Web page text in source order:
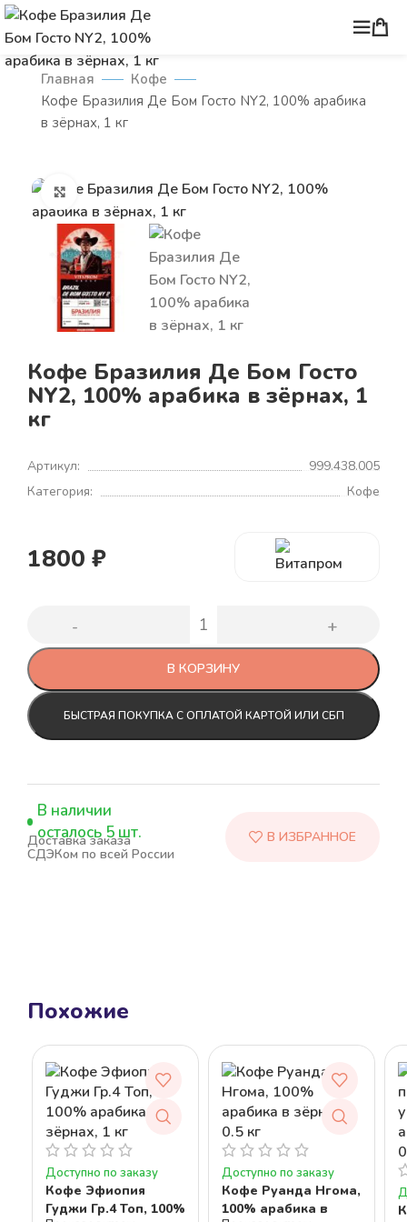
Главная
Кофе
Кофе Бразилия Де Бом Госто NY2, 100% арабика
в зёрнах, 1 кг
Нажмите, чтобы увеличить
Кофе Бразилия Де Бом Госто
NY2, 100% арабика в зёрнах, 1
кг
1800 ₽
В наличии
осталось 5 шт.
В КОРЗИНУ
БЫСТРАЯ ПОКУПКА С ОПЛАТОЙ КАРТОЙ ИЛИ СБП
Доставка заказа
СДЭКом по всей России
Артикул:
999.438.005
Категория:
Кофе
Похожие
Кофе Эфиопия
Гуджи Гр.4 Топ, 100%
Доступно по заказу
Кофе Руанда Нгома,
100% арабика в
Доступно по заказу